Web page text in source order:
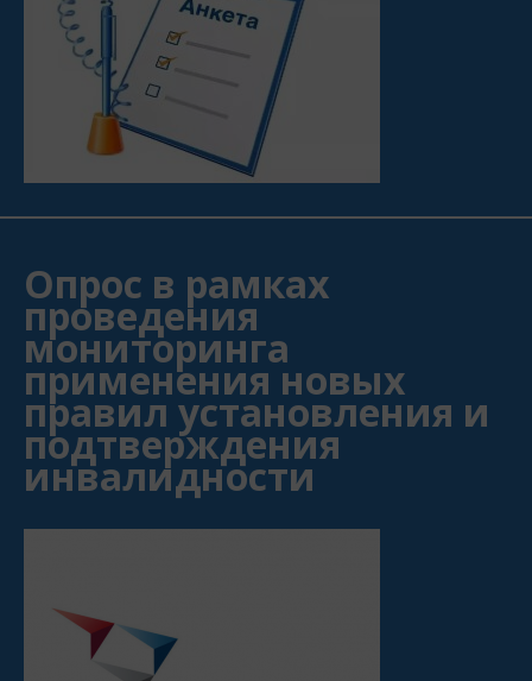
Опрос в рамках
проведения
мониторинга
применения новых
правил установления и
подтверждения
инвалидности